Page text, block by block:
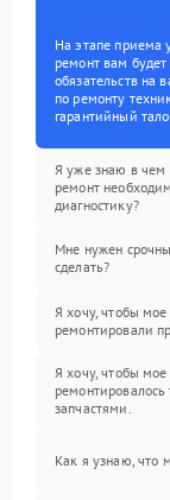
На этапе приема
ремонт вам
обязательств на
по ремонту
гарантийный
Я уже знаю в чем
ремонт
диагностику?
Мне нужен
сделать?
Я хочу, чтобы мое
ремонтировали
Я хочу, чтобы мое
запчастями.
Как я узнаю, что